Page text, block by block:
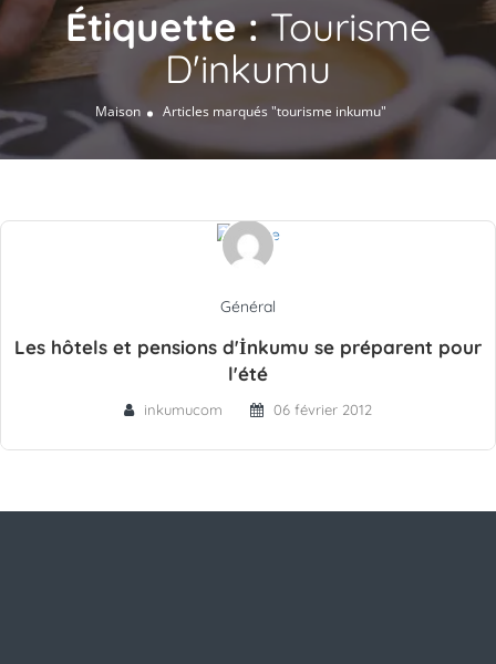
Étiquette :Tourisme
D'inkumu
Maison Articles marqués "tourisme inkumu"
Général
Les hôtels et pensions d'İnkumu se préparent pour
l'été
inkumucom 06 février 2012